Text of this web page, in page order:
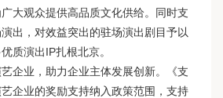
大观众提供高品质文化供给。同时支
出，对效益突出的驻场演出剧目予以
质演出IP扎根北京。
企业，助力企业主体发展创新。《支
企业的奖励支持纳入政策范围，支持